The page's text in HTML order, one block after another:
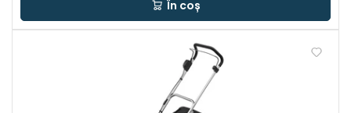
În coș